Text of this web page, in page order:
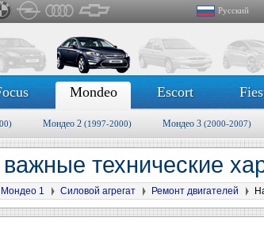
Русский
Mondeo Escort
Мондео 2 (1997-2000) Мондео 3 (2000-2007)
технические
Мондео 1 Силовой агрегат Ремонт двигателей